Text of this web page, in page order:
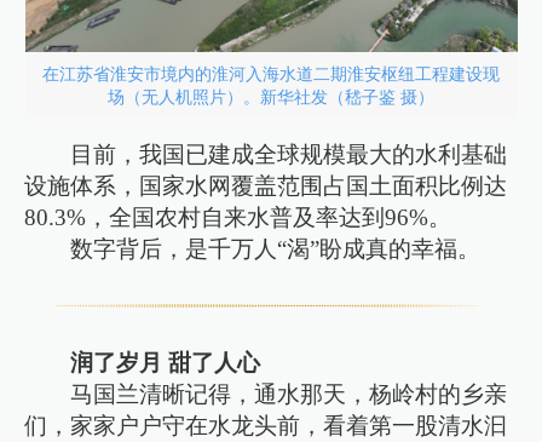
在江苏省淮安市境内的淮河入海水道二期淮安枢纽工程建设现
场（无人机照片）。新华社发（嵇子鉴 摄）
目前，我国已建成全球规模最大的水利基础
设施体系，国家水网覆盖范围占国土面积比例达
80.3%，全国农村自来水普及率达到96%。
数字背后，是千万人“渴”盼成真的幸福。
润了岁月 甜了人心
马国兰清晰记得，通水那天，杨岭村的乡亲
们，家家户户守在水龙头前，看着第一股清水汩